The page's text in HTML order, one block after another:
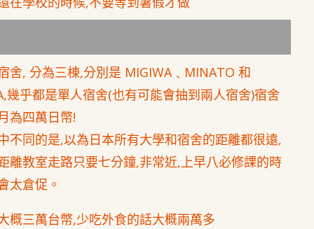
舍, 分為三棟,分別是 MIGIWA﹑MINATO 和
幾乎都是單人宿舍(也有可能會抽到兩人宿舍)宿舍
為四萬日幣!
不同的是,以為日本所有大學和宿舍的距離都很遠,
離教室走路只要七分鐘,非常近,上早八必修課的時
太倉促。
概三萬台幣,少吃外食的話大概兩萬多